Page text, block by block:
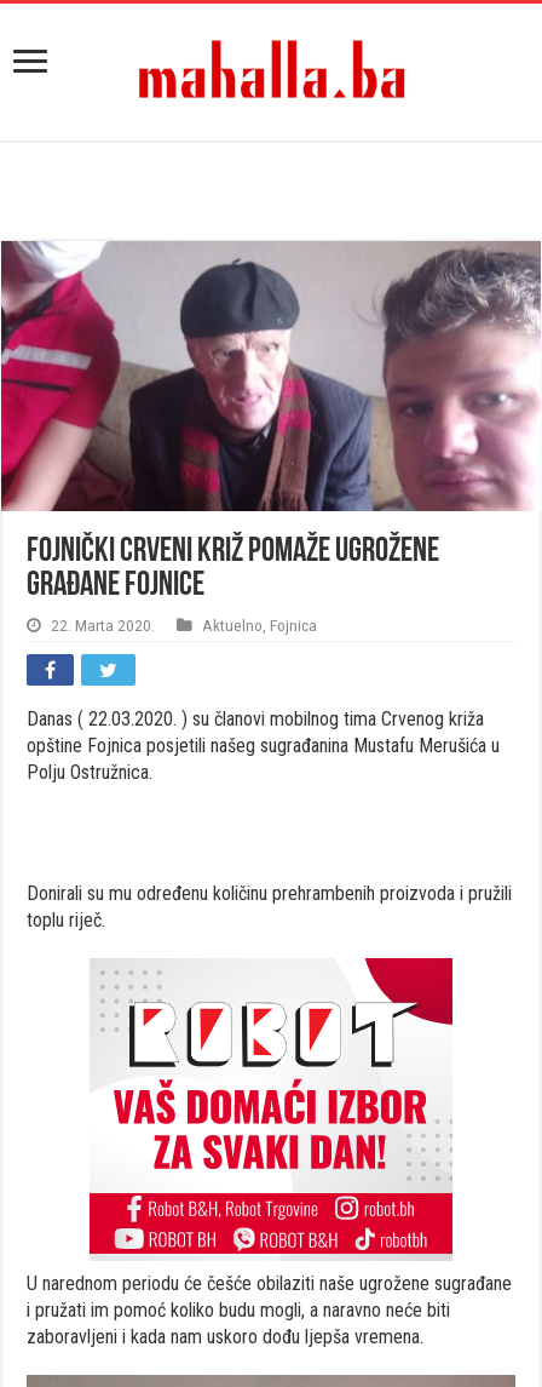
Fojnički Crveni križ pomaže ugrožene
građane Fojnice
22. Marta 2020. Aktuelno Fojnica
Danas ( 22.03.2020. ) su članovi mobilnog tima Crvenog križa
opštine Fojnica posjetili našeg sugrađanina Mustafu Merušića u
Polju Ostružnica.
Donirali su mu određenu količinu prehrambenih proizvoda i pružili
toplu riječ.
U narednom periodu će češće obilaziti naše ugrožene sugrađane
i pružati im pomoć koliko budu mogli, a naravno neće biti
zaboravljeni i kada nam uskoro dođu ljepša vremena.